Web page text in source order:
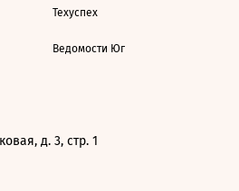
Техуспех
Ведомости Юг
д. 3, стр. 1